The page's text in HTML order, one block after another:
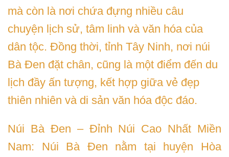
mà còn là nơi chứa đựng nhiều câu
chuyện lịch sử, tâm linh và văn hóa của
dân tộc. Đồng thời, tỉnh Tây Ninh, nơi núi
Bà Đen đặt chân, cũng là một điểm đến du
lịch đầy ấn tượng, kết hợp giữa vẻ đẹp
thiên nhiên và di sản văn hóa độc đáo.
Núi Bà Đen – Đỉnh Núi Cao Nhất Miền
Nam: Núi Bà Đen nằm tại huyện Hòa